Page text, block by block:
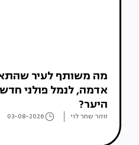
מה משותף לעיר
אדמה, לנמל פולני
היער?
זוהר שחר לוי 03-08-2026